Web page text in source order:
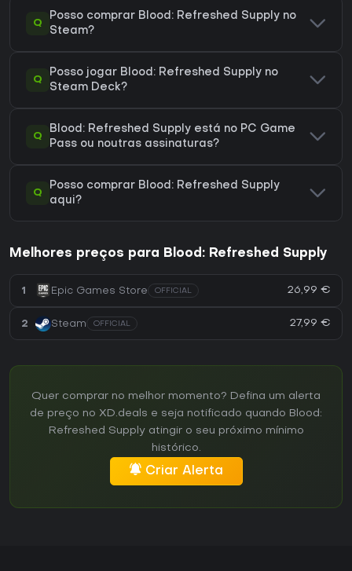
Q
Posso comprar Blood: Refreshed Supply no
Steam?
Q
Posso jogar Blood: Refreshed Supply no
Steam Deck?
Q
Blood: Refreshed Supply está no PC Game
Pass ou noutras assinaturas?
Q
Posso comprar Blood: Refreshed Supply
aqui?
Melhores preços para Blood: Refreshed Supply
1 Epic Games Store OFFICIAL 26,99 €
2 Steam OFFICIAL 27,99 €
Quer comprar no melhor momento? Defina um alerta
de preço no XD.deals e seja notificado quando Blood:
Refreshed Supply atingir o seu próximo mínimo
histórico.
Criar Alerta